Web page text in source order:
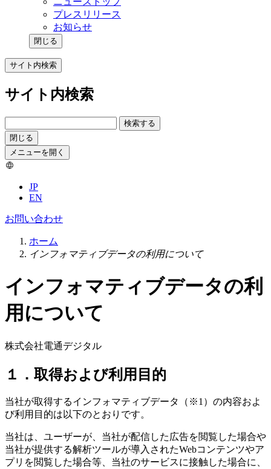
プレスリリース
お知らせ
閉じる
サイト内検索
サイト内検索
検索する
閉じる
メニューを開く
JP
EN
お問い合わせ
ホーム
インフォマティブデータの利用について
インフォマティブデータの利
用について
株式会社電通デジタル
１．取得および利用目的
当社が取得するインフォマティブデータ（※1）の内容およ
び利用目的は以下のとおりです。
当社は、ユーザーが、当社が配信した広告を閲覧した場合や
当社が提供する解析ツールが導入されたWebコンテンツやア
プリを閲覧した場合等、当社のサービスに接触した場合に、